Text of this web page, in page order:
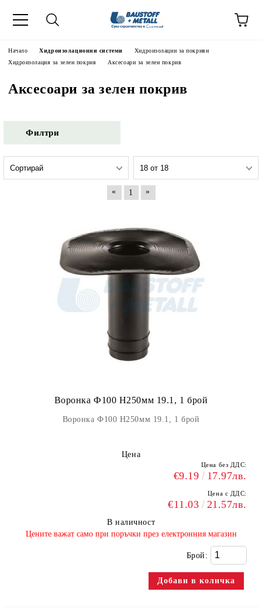
Начало Хидроизолационни системи
Хидроизолации за покриви
Хидроизолация за зелен покрив
Аксесоари за зелен покрив
Аксесоари за зелен покрив
Филтри
« 1 »
Воронка Ф100 H250мм 19.1, 1 брой
Воронка Ф100 H250мм 19.1, 1 брой
Цена
Цена без ДДС:
€9.19 17.97лв.
Цена с ДДС:
€11.03 21.57лв.
В наличност
​Цените важат само при поръчки през електронния магазин
Брой: